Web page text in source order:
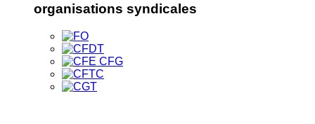
organisations syndicales